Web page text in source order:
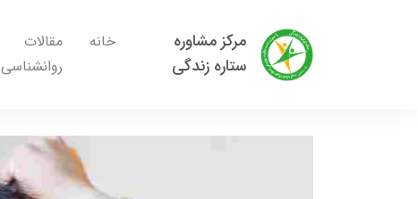
مرکز مشاوره
ستاره زندگی
خانه
مقالات
روانشناسی